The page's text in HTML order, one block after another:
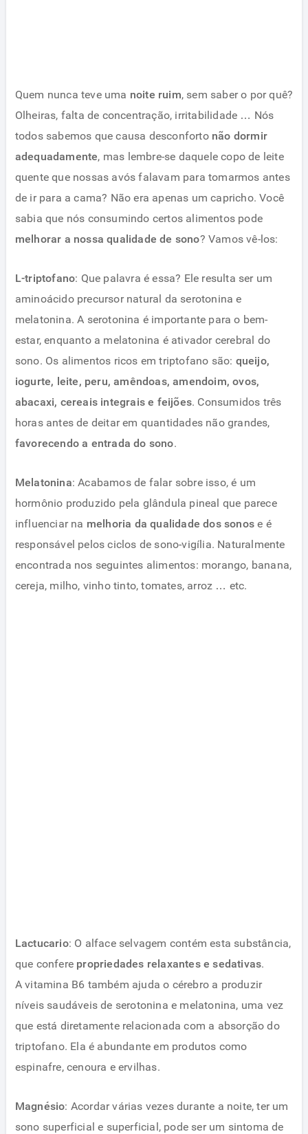
Quem nunca teve uma noite ruim, sem saber o por quê?
Olheiras, falta de concentração, irritabilidade … Nós
todos sabemos que causa desconforto não dormir
adequadamente, mas lembre-se daquele copo de leite
quente que nossas avós falavam para tomarmos antes
de ir para a cama? Não era apenas um capricho. Você
sabia que nós consumindo certos alimentos pode
melhorar a nossa qualidade de sono? Vamos vê-los:
L-triptofano: Que palavra é essa? Ele resulta ser um
aminoácido precursor natural da serotonina e
melatonina. A serotonina é importante para o bem-
estar, enquanto a melatonina é ativador cerebral do
sono. Os alimentos ricos em triptofano são: queijo,
iogurte, leite, peru, amêndoas, amendoim, ovos,
abacaxi, cereais integrais e feijões. Consumidos três
horas antes de deitar em quantidades não grandes,
favorecendo a entrada do sono.
Melatonina: Acabamos de falar sobre isso, é um
hormônio produzido pela glândula pineal que parece
influenciar na melhoria da qualidade dos sonose é
responsável pelos ciclos de sono-vigília. Naturalmente
encontrada nos seguintes alimentos: morango, banana,
cereja, milho, vinho tinto, tomates, arroz … etc.
Lactucario: O alface selvagem contém esta substância,
que confere propriedades relaxantes e sedativas.
A vitamina B6 também ajuda o cérebro a produzir
níveis saudáveis ​​de serotonina e melatonina, uma vez
que está diretamente relacionada com a absorção do
triptofano. Ela é abundante em produtos como
espinafre, cenoura e ervilhas.
Magnésio: Acordar várias vezes durante a noite, ter um
sono superficial e superficial, pode ser um sintoma de